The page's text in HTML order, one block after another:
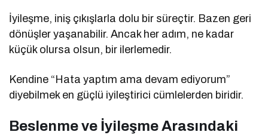
İyileşme, iniş çıkışlarla dolu bir süreçtir. Bazen geri
dönüşler yaşanabilir. Ancak her adım, ne kadar
küçük olursa olsun, bir ilerlemedir.
Kendine “Hata yaptım ama devam ediyorum”
diyebilmek en güçlü iyileştirici cümlelerden biridir.
Beslenme ve İyileşme Arasındaki